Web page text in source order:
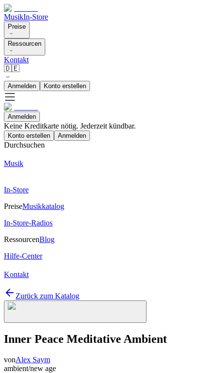
MusikIn-Store
Preise
Ressourcen
Kontakt
🇩🇪
Anmelden Konto erstellen
Anmelden
Keine Kreditkarte nötig. Jederzeit kündbar.
Konto erstellen Anmelden
Durchsuchen
Musik
In-Store
PreiseMusikkatalog
In-Store-Radios
RessourcenBlog
Hilfe-Center
Kontakt
Zurück zum Katalog
Inner Peace Meditative Ambient
vonAlex Saym
ambient/new age